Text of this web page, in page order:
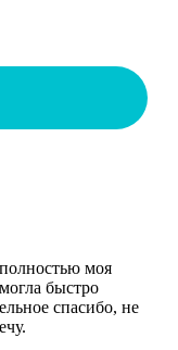
моя
быстро
спасибо, не